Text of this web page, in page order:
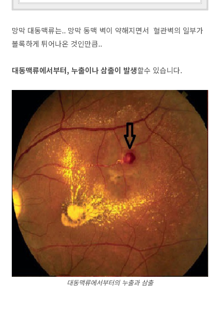
망막 대동맥류는.. 망막 동맥 벽이 약해지면서 혈관벽의 일부가
볼록하게 튀어나온 것인만큼..
대동맥류에서부터, 누출이나 삼출이 발생할수 있습니다.
대동맥류에서부터의 누출과 삼출